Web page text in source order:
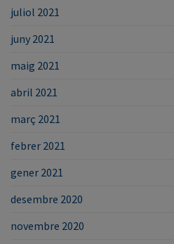
juliol 2021
juny 2021
maig 2021
abril 2021
març 2021
febrer 2021
gener 2021
desembre 2020
novembre 2020